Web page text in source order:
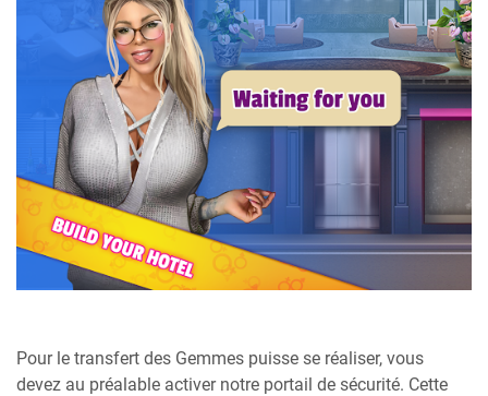
Pour le transfert des Gemmes puisse se réaliser, vous
devez au préalable activer notre portail de sécurité. Cette